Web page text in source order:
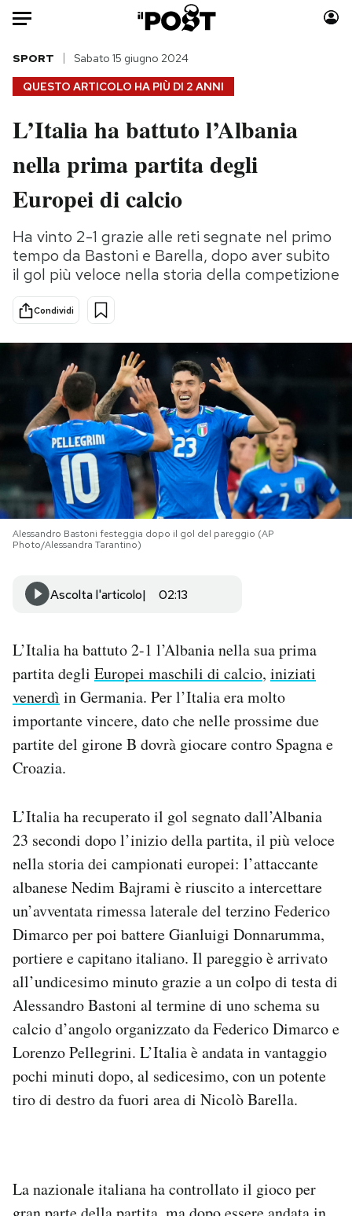
Auto
HOME
Italia
Politica
Tecnologia
Scienza
Cultura
Sport
Moda
Consumismi
Media
Europa
PODCAST
NEWSLETTER
I MIEI PREFERITI
SHOP
CALENDARIO
AREA PERSONALE
Area Personale
Newsletter
Notifiche mobile
Regala il Post
Hai bisogno di aiuto?
Esci
QUESTO ARTICOLO HA PIÙ DI 2 ANNI
SPORT Sabato 15 giugno 2024
L’Italia ha battuto l’Albania
nella prima partita degli
Europei di calcio
Ha vinto 2-1 grazie alle reti segnate nel primo
tempo da Bastoni e Barella, dopo aver subito
il gol più veloce nella storia della competizione
Condividi
Alessandro Bastoni festeggia dopo il gol del pareggio (AP
Photo/Alessandra Tarantino)
Ascolta l'articolo 02:13
L’Italia ha battuto 2-1 l’Albania nella sua prima
partita degli Europei maschili di calcio, iniziati
venerdì in Germania. Per l’Italia era molto
importante vincere, dato che nelle prossime due
partite del girone B dovrà giocare contro Spagna e
Croazia.
L’Italia ha recuperato il gol segnato dall’Albania
23 secondi dopo l’inizio della partita, il più veloce
nella storia dei campionati europei: l’attaccante
albanese Nedim Bajrami è riuscito a intercettare
un’avventata rimessa laterale del terzino Federico
Dimarco per poi battere Gianluigi Donnarumma,
portiere e capitano italiano. Il pareggio è arrivato
all’undicesimo minuto grazie a un colpo di testa di
Alessandro Bastoni al termine di uno schema su
calcio d’angolo organizzato da Federico Dimarco e
Lorenzo Pellegrini. L’Italia è andata in vantaggio
pochi minuti dopo, al sedicesimo, con un potente
tiro di destro da fuori area di Nicolò Barella.
La nazionale italiana ha controllato il gioco per